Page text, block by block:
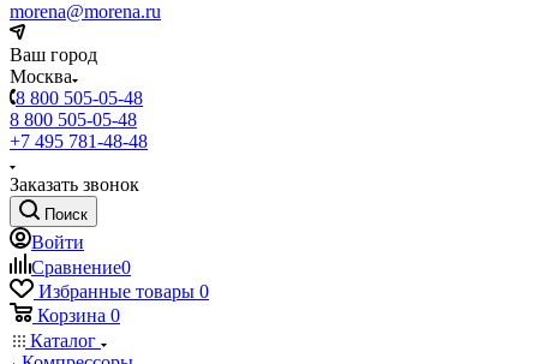
morena@morena.ru
Ваш город
Москва
8 800 505-05-48
8 800 505-05-48
+7 495 781-48-48
Заказать звонок
Поиск
Войти
Сравнение0
Избранные товары 0
Корзина 0
Каталог